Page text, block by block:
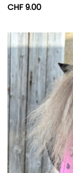
CHF9.00